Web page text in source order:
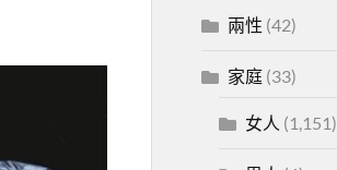
兩性 (42)
家庭(33)
女人 (1,151)